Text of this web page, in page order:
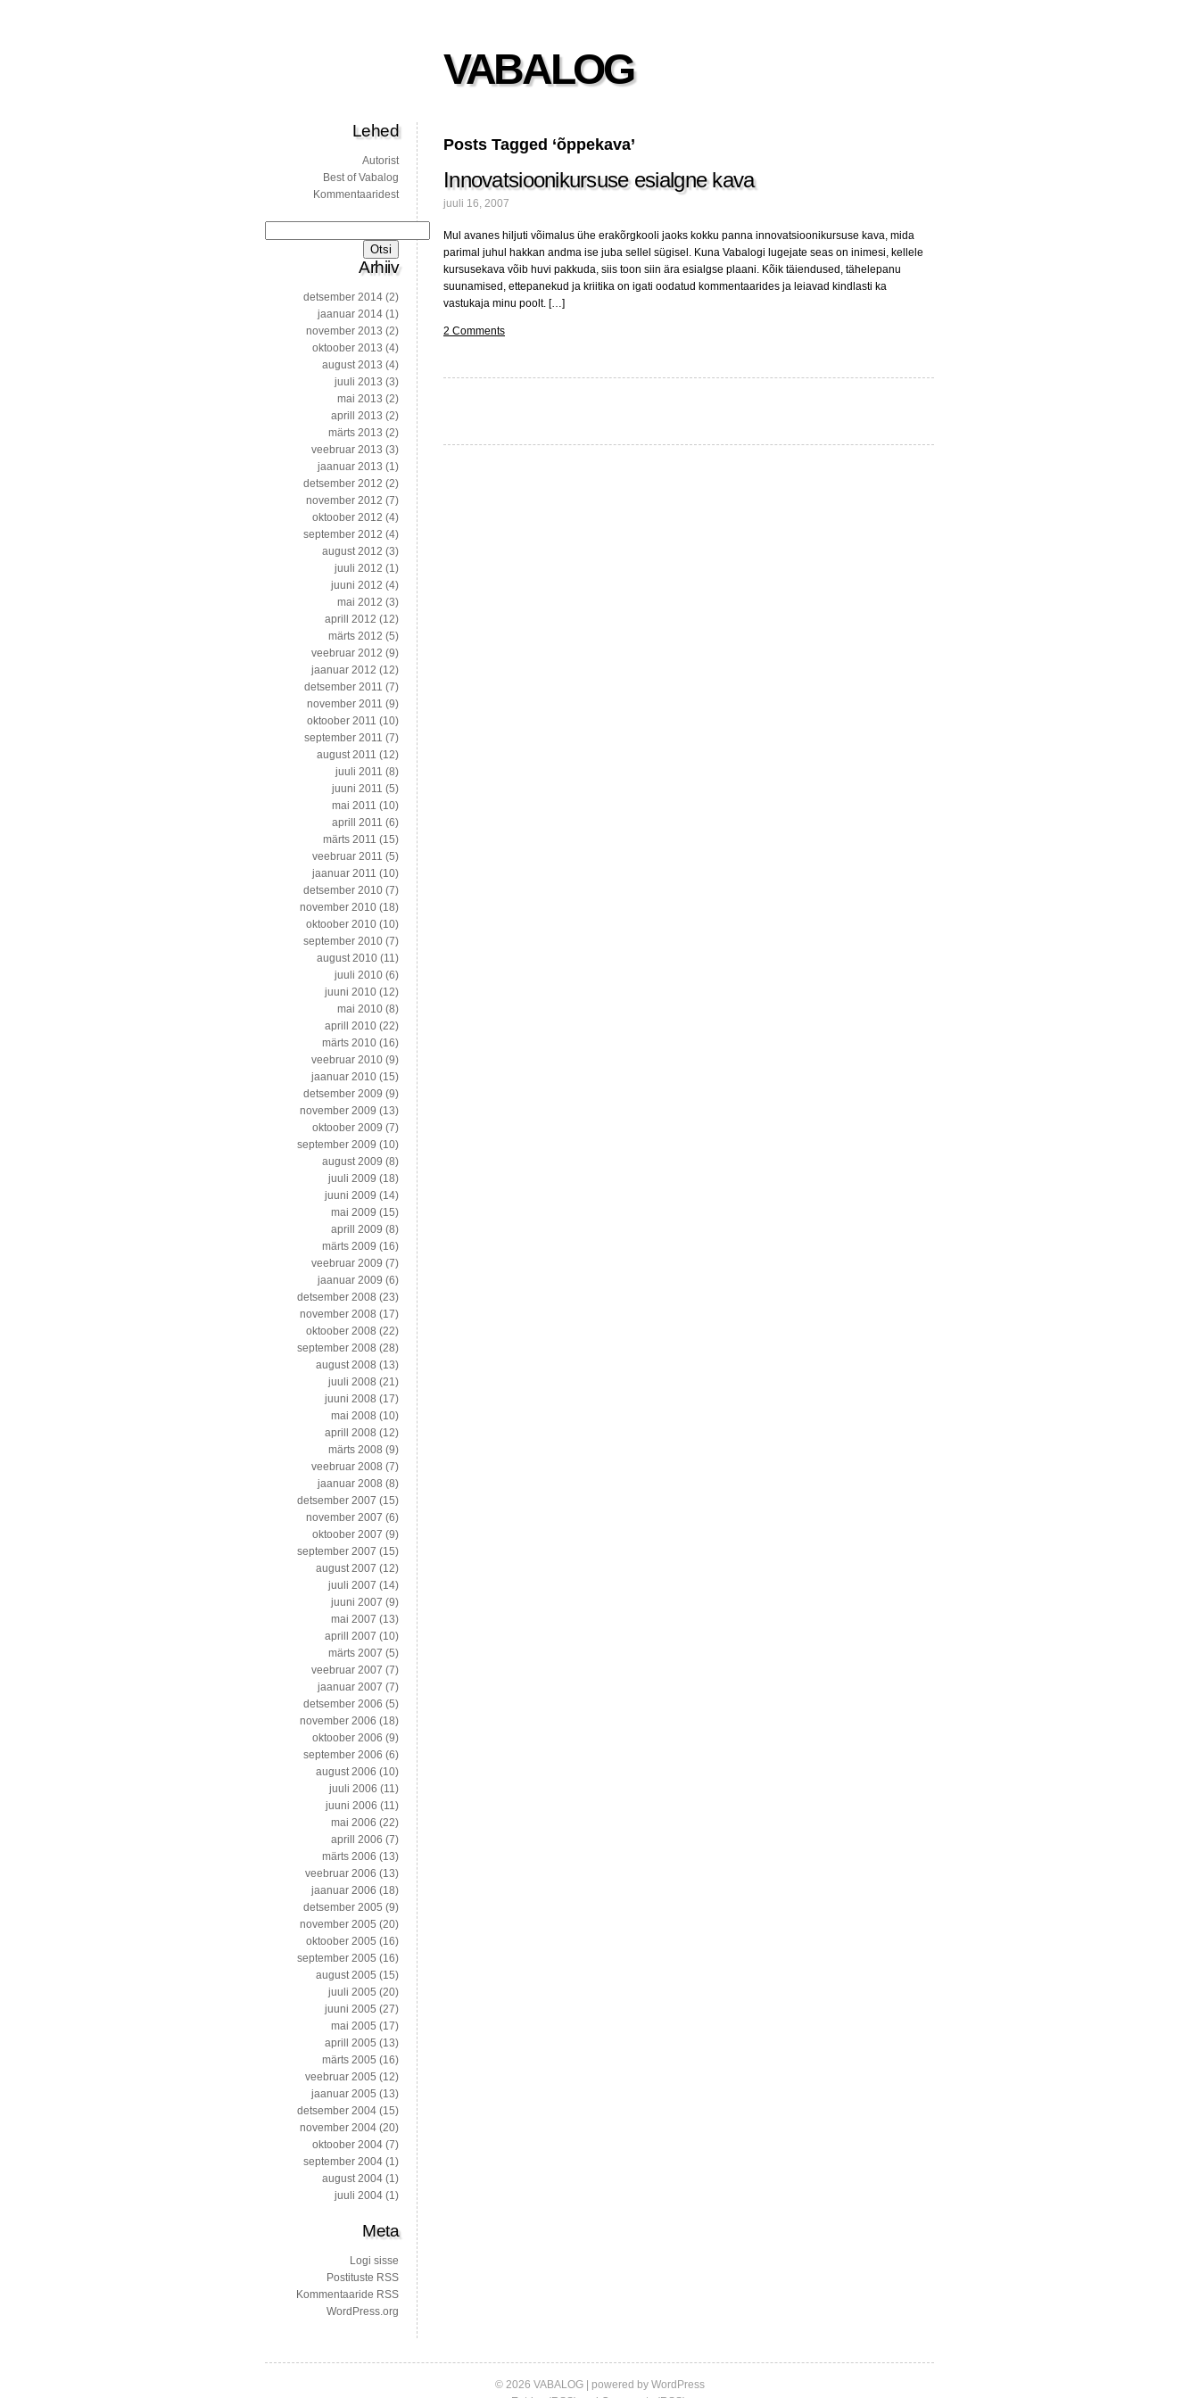
VABALOG
Posts Tagged ‘õppekava’
Innovatsioonikursuse esialgne kava
juuli 16, 2007
Mul avanes hiljuti võimalus ühe erakõrgkooli jaoks kokku panna innovatsioonikursuse kava, mida
parimal juhul hakkan andma ise juba sellel sügisel. Kuna Vabalogi lugejate seas on inimesi, kellele
kursusekava võib huvi pakkuda, siis toon siin ära esialgse plaani. Kõik täiendused, tähelepanu
suunamised, ettepanekud ja kriitika on igati oodatud kommentaarides ja leiavad kindlasti ka
vastukaja minu poolt. […]
2 Comments
Lehed
Autorist
Best of Vabalog
Kommentaaridest
Arhiiv
detsember 2014 (2)
jaanuar 2014 (1)
november 2013 (2)
oktoober 2013 (4)
august 2013 (4)
juuli 2013 (3)
mai 2013 (2)
aprill 2013 (2)
märts 2013 (2)
veebruar 2013 (3)
jaanuar 2013 (1)
detsember 2012 (2)
november 2012 (7)
oktoober 2012 (4)
september 2012 (4)
august 2012 (3)
juuli 2012 (1)
juuni 2012 (4)
mai 2012 (3)
aprill 2012 (12)
märts 2012 (5)
veebruar 2012 (9)
jaanuar 2012 (12)
detsember 2011 (7)
november 2011 (9)
oktoober 2011 (10)
september 2011 (7)
august 2011 (12)
juuli 2011 (8)
juuni 2011 (5)
mai 2011 (10)
aprill 2011 (6)
märts 2011 (15)
veebruar 2011 (5)
jaanuar 2011 (10)
detsember 2010 (7)
november 2010 (18)
oktoober 2010 (10)
september 2010 (7)
august 2010 (11)
juuli 2010 (6)
juuni 2010 (12)
mai 2010 (8)
aprill 2010 (22)
märts 2010 (16)
veebruar 2010 (9)
jaanuar 2010 (15)
detsember 2009 (9)
november 2009 (13)
oktoober 2009 (7)
september 2009 (10)
august 2009 (8)
juuli 2009 (18)
juuni 2009 (14)
mai 2009 (15)
aprill 2009 (8)
märts 2009 (16)
veebruar 2009 (7)
jaanuar 2009 (6)
detsember 2008 (23)
november 2008 (17)
oktoober 2008 (22)
september 2008 (28)
august 2008 (13)
juuli 2008 (21)
juuni 2008 (17)
mai 2008 (10)
aprill 2008 (12)
märts 2008 (9)
veebruar 2008 (7)
jaanuar 2008 (8)
detsember 2007 (15)
november 2007 (6)
oktoober 2007 (9)
september 2007 (15)
august 2007 (12)
juuli 2007 (14)
juuni 2007 (9)
mai 2007 (13)
aprill 2007 (10)
märts 2007 (5)
veebruar 2007 (7)
jaanuar 2007 (7)
detsember 2006 (5)
november 2006 (18)
oktoober 2006 (9)
september 2006 (6)
august 2006 (10)
juuli 2006 (11)
juuni 2006 (11)
mai 2006 (22)
aprill 2006 (7)
märts 2006 (13)
veebruar 2006 (13)
jaanuar 2006 (18)
detsember 2005 (9)
november 2005 (20)
oktoober 2005 (16)
september 2005 (16)
august 2005 (15)
juuli 2005 (20)
juuni 2005 (27)
mai 2005 (17)
aprill 2005 (13)
märts 2005 (16)
veebruar 2005 (12)
jaanuar 2005 (13)
detsember 2004 (15)
november 2004 (20)
oktoober 2004 (7)
september 2004 (1)
august 2004 (1)
juuli 2004 (1)
Meta
Logi sisse
Postituste RSS
Kommentaaride RSS
WordPress.org
© 2026 VABALOG | powered by WordPress